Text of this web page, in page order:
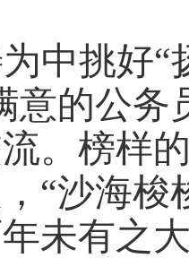
中挑好“
意的公务
。榜样
“沙海梭
未有之